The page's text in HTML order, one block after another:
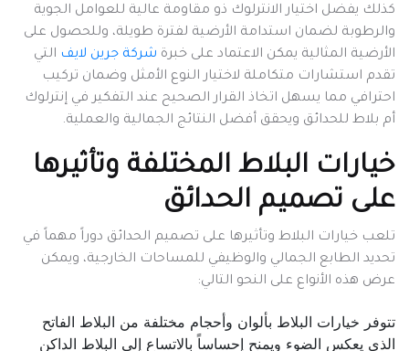
كذلك يفضل اختيار الانترلوك ذو مقاومة عالية للعوامل الجوية
والرطوبة لضمان استدامة الأرضية لفترة طويلة، وللحصول على
الأرضية المثالية يمكن الاعتماد على خبرة شركة جرين لايف التي
تقدم استشارات متكاملة لاختيار النوع الأمثل وضمان تركيب
احترافي مما يسهل اتخاذ القرار الصحيح عند التفكير في إنترلوك
أم بلاط للحدائق ويحقق أفضل النتائج الجمالية والعملية.
خيارات البلاط المختلفة وتأثيرها
على تصميم الحدائق
تلعب خيارات البلاط وتأثيرها على تصميم الحدائق دوراً مهماً في
تحديد الطابع الجمالي والوظيفي للمساحات الخارجية، ويمكن
عرض هذه الأنواع على النحو التالي:
تتوفر خيارات البلاط بألوان وأحجام مختلفة من البلاط الفاتح
الذي يعكس الضوء ويمنح إحساساً بالاتساع إلى البلاط الداكن